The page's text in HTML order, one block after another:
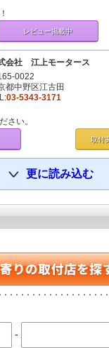
レビュー掲載中
会社 江上モータース
0022
都中野区江古田
03-5343-3171
さい。
取付
更に読み込む
-